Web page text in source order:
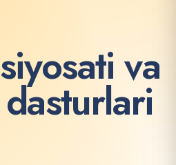
siyosati va
dasturlari